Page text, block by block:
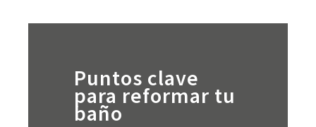
Puntos clave
para reformar tu
baño